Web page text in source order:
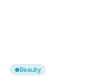
Beauty